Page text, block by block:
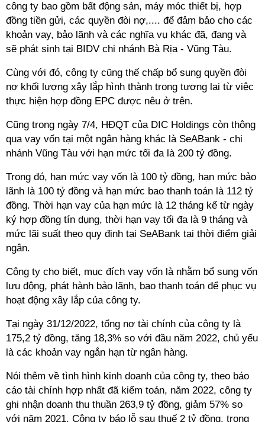
công ty bao gồm bất động sản, máy móc thiết bị, hợp
đồng tiền gửi, các quyền đòi nợ,.... để đảm bảo cho các
khoản vay, bảo lãnh và các nghĩa vụ khác đã, đang và
sẽ phát sinh tại BIDV chi nhánh Bà Rịa - Vũng Tàu.
Cùng với đó, công ty cũng thế chấp bổ sung quyền đòi
nợ khối lượng xây lắp hình thành trong tương lai từ việc
thực hiện hợp đồng EPC được nêu ở trên.
Cũng trong ngày 7/4, HĐQT của DIC Holdings còn thông
qua vay vốn tại một ngân hàng khác là SeABank - chi
nhánh Vũng Tàu với hạn mức tối đa là 200 tỷ đồng.
Trong đó, hạn mức vay vốn là 100 tỷ đồng, hạn mức bảo
lãnh là 100 tỷ đồng và hạn mức bao thanh toán là 112 tỷ
đồng. Thời hạn vay của hạn mức là 12 tháng kể từ ngày
ký hợp đồng tín dụng, thời hạn vay tối đa là 9 tháng và
mức lãi suất theo quy định tại SeABank tại thời điểm giải
ngân.
Công ty cho biết, mục đích vay vốn là nhằm bổ sung vốn
lưu động, phát hành bảo lãnh, bao thanh toán để phục vụ
hoạt động xây lắp của công ty.
Tại ngày 31/12/2022, tổng nợ tài chính của công ty là
175,2 tỷ đồng, tăng 18,3% so với đầu năm 2022, chủ yếu
là các khoản vay ngắn hạn từ ngân hàng.
Nói thêm về tình hình kinh doanh của công ty, theo báo
cáo tài chính hợp nhất đã kiểm toán, năm 2022, công ty
ghi nhận doanh thu thuần 263,9 tỷ đồng, giảm 57% so
với năm 2021. Công ty báo lỗ sau thuế 2 tỷ đồng, trong